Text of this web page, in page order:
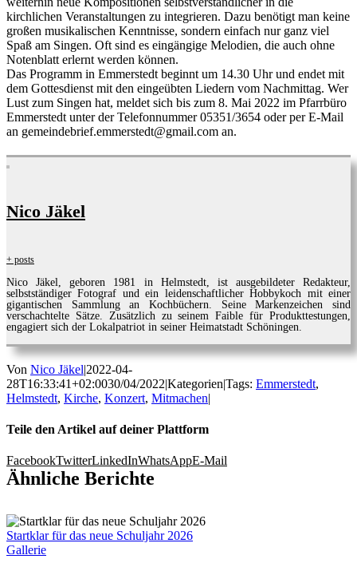
kirchlichen Veranstaltungen zu integrieren. Dazu benötigt man keine
großen musikalischen Kenntnisse, sondern einfach nur ganz viel
Spaß am Singen. Oft sind es eingängige Melodien, die auch ohne
Notenblatt erlernt werden können.
Das Programm in Emmerstedt beginnt um 14.30 Uhr und endet mit
dem Gottesdienst mit den eingeübten Liedern vom Nachmittag. Wer
Lust zum Singen hat, meldet sich bis zum 8. Mai 2022 im Pfarrbüro
Emmerstedt unter der Telefonnummer 05351/3654 oder per E-Mail
an gemeindebrief.emmerstedt@gmail.com an.
Nico Jäkel
+ posts
Nico Jäkel, geboren 1981 in Helmstedt, ist ausgebildeter Redakteur,
selbstständiger Fotograf und ein leidenschaftlicher Hobbykoch mit einer
gigantischen Sammlung an Kochbüchern. Seine Markenzeichen sind
verschachtelte Sätze. Zusätzlich zu seinem Faible für Produkttestungen,
engagiert sich der Lokalpatriot in seiner Heimatstadt Schöningen.
Von Nico Jäkel|2022-04-
28T16:33:41+02:0030/04/2022|Kategorien|Tags: Emmerstedt,
Helmstedt, Kirche, Konzert, Mitmachen|
Teile den Artikel auf deiner Plattform
FacebookTwitterLinkedInWhatsAppE-Mail
Ähnliche Berichte
Startklar für das neue Schuljahr 2026
Gallerie